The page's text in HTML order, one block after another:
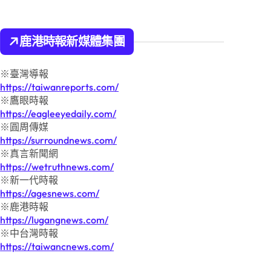
鹿港時報新媒體集團
※臺灣導報
https://taiwanreports.com/
※鷹眼時報
https://eagleeyedaily.com/
※圓周傳媒
https://surroundnews.com/
※真言新聞網
https://wetruthnews.com/
※新一代時報
https://agesnews.com/
※鹿港時報
https://lugangnews.com/
※中台灣時報
https://taiwancnews.com/